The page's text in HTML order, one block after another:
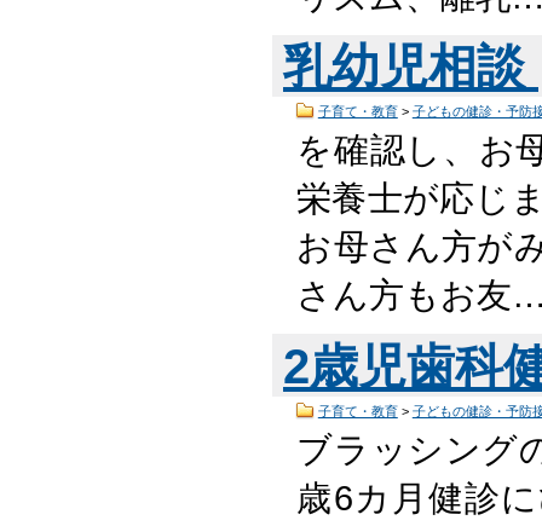
乳幼児相談
子育て・教育> 子どもの健診・予防
を確認し、お
栄養士が応じ
お母さん方が
さん方もお友
2歳児歯科
子育て・教育> 子どもの健診・予防
ブラッシング
歳6カ月健診